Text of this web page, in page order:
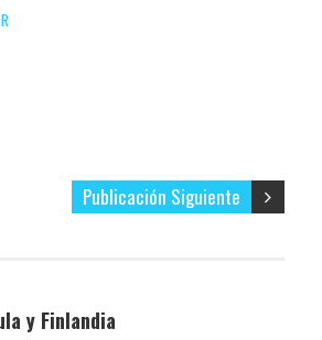
Publicación Siguiente
y Finlandia